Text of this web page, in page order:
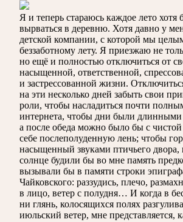
Я и теперь стараюсь каждое лето хотя
вырваться в деревню. Хотя давно у
детской компании, с которой мы
беззаботному лету. Я приезжаю не
но ещё и полностью отключиться от
насыщенной, ответственной,
и застрессованной жизни.
на эти несколько дней забыть свои
роли, чтобы насладиться почти
интернета, чтобы дни были длинными
а после обеда можно было бы с
себе послеполуденную лень; чтобы
насыщенный звуками птичьего двора,
солнце будили бы во мне память
вызывали бы в памяти строки
Чайковского: раззудись, плечо,
в лицо, ветер с полудня… И когда в
ни глянь, колосящихся полях
июльский ветер, мне представляется,